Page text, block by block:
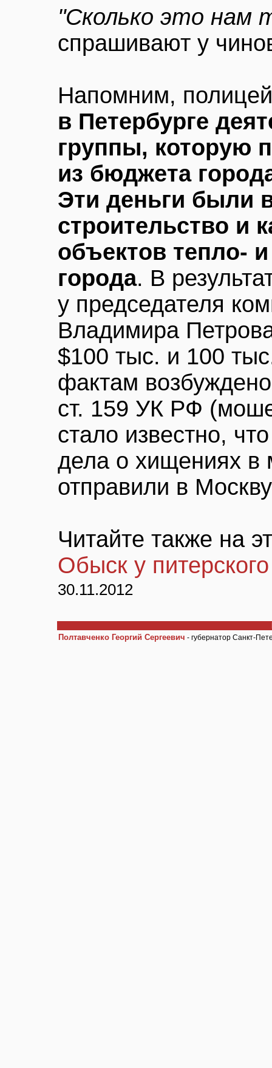
"Сколько это нам
спрашивают у
Напомним,
в Петербурге
группы, которую
из бюджета
Эти деньги были
строительство и
объектов тепло-
города. В
у председателя
Владимира
$100 тыс. и 100
фактам
ст. 159 УК РФ
стало известно,
дела о хищениях в
отправили в
Читайте также на
Обыск у
30.11.2012
Полтавченко Георгий Сергеевич - губернатор Санкт-